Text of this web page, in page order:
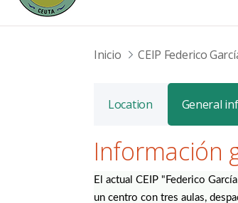
Inicio CEIP Federico
Location General
Información
El actual CEIP "Federico
un centro con tres aulas,